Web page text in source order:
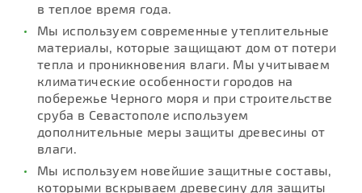
в теплое время года.
Мы используем современные утеплительные
материалы, которые защищают дом от потери
тепла и проникновения влаги. Мы учитываем
климатические особенности городов на
побережье Черного моря и при строительстве
сруба в Севастополе используем
дополнительные меры защиты древесины от
влаги.
Мы используем новейшие защитные составы,
которыми вскрываем древесину для защиты